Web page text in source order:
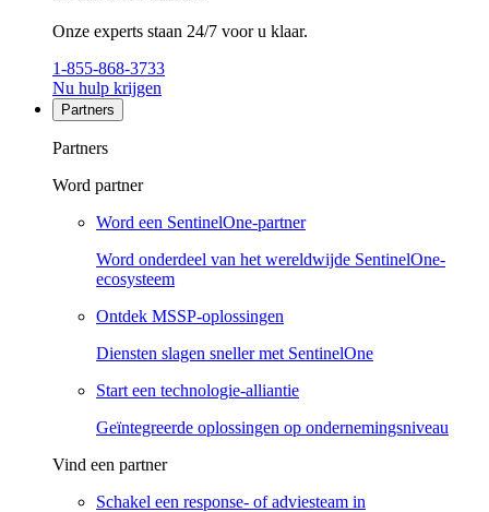
Onze experts staan 24/7 voor u klaar.
1-855-868-3733
Nu hulp krijgen
Partners
Partners
Word partner
Word een SentinelOne-partner
Word onderdeel van het wereldwijde SentinelOne-
ecosysteem
Ontdek MSSP-oplossingen
Diensten slagen sneller met SentinelOne
Start een technologie-alliantie
Geïntegreerde oplossingen op ondernemingsniveau
Vind een partner
Schakel een response- of adviesteam in